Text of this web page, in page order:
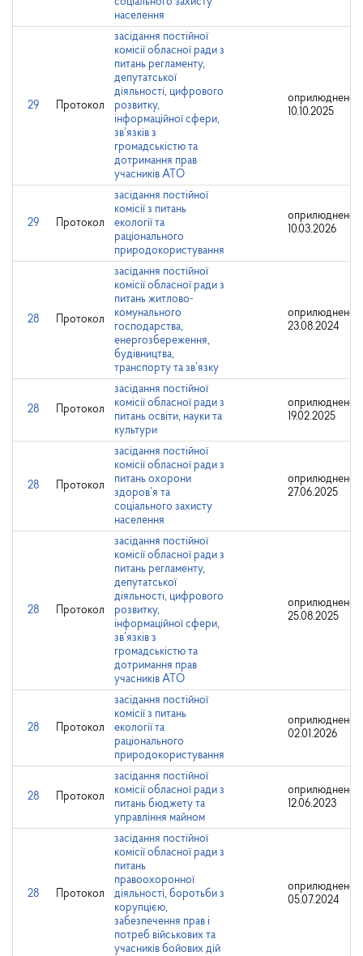
населення
29 Протокол
засідання постійної
комісії обласної ради з
питань регламенту,
депутатської
діяльності, цифрового
розвитку,
інформаційної сфери,
зв’язків з
громадськістю та
дотримання прав
учасників АТО
оприлюднено:
10.10.2025
29 Протокол
засідання постійної
комісії з питань
екології та
раціонального
природокористування
оприлюднено:
10.03.2026
28 Протокол
засідання постійної
комісії обласної ради з
питань житлово-
комунального
господарства,
енергозбереження,
будівництва,
транспорту та зв’язку
оприлюднено:
23.08.2024
28 Протокол
засідання постійної
комісії обласної ради з
питань освіти, науки та
культури
оприлюднено:
19.02.2025
28 Протокол
засідання постійної
комісії обласної ради з
питань охорони
здоров’я та
соціального захисту
населення
оприлюднено:
27.06.2025
28 Протокол
засідання постійної
комісії обласної ради з
питань регламенту,
депутатської
діяльності, цифрового
розвитку,
інформаційної сфери,
зв’язків з
громадськістю та
дотримання прав
учасників АТО
оприлюднено:
25.08.2025
28 Протокол
засідання постійної
комісії з питань
екології та
раціонального
природокористування
оприлюднено:
02.01.2026
28 Протокол
засідання постійної
комісії обласної ради з
питань бюджету та
управління майном
оприлюднено:
12.06.2023
28 Протокол
засідання постійної
комісії обласної ради з
питань
правоохоронної
діяльності, боротьби з
корупцією,
забезпечення прав і
потреб військових та
учасників бойових дій
оприлюднено:
05.07.2024